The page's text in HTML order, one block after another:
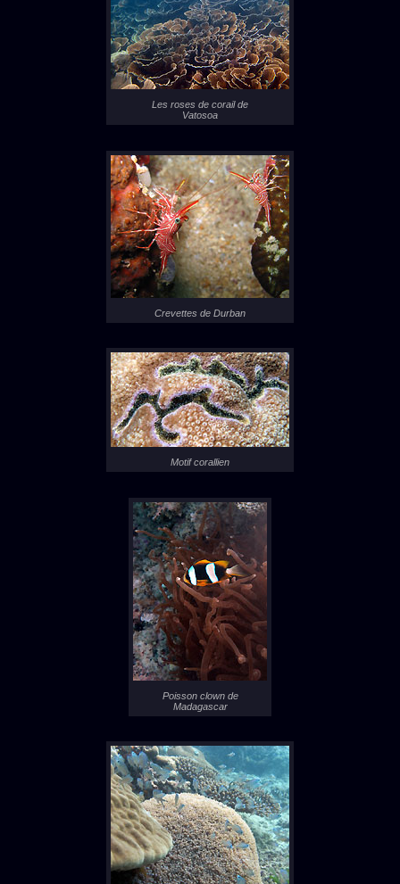
Les roses de corail de
Vatosoa
Crevettes de Durban
Motif corallien
Poisson clown de
Madagascar